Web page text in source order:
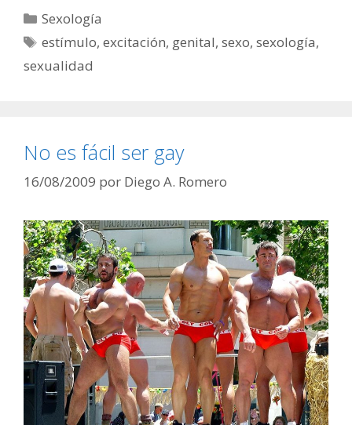
Categorías
Sexología
Etiquetas
estímulo,excitación, genital,sexo,sexología,
sexualidad
No es fácil ser gay
16/08/2009 por Diego A. Romero